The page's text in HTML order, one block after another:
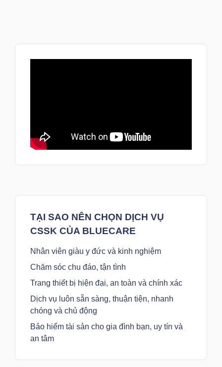
TẠI SAO NÊN CHỌN DỊCH VỤ
CSSK CỦA BLUECARE
Nhân viên giàu y đức và kinh nghiệm
Chăm sóc chu đáo, tận tình
Trang thiết bị hiện đại, an toàn và chính xác
Dịch vụ luôn sẵn sàng, thuận tiện, nhanh
chóng và chủ động
Bảo hiểm tài sản cho gia đình bạn, uy tín và
an tâm